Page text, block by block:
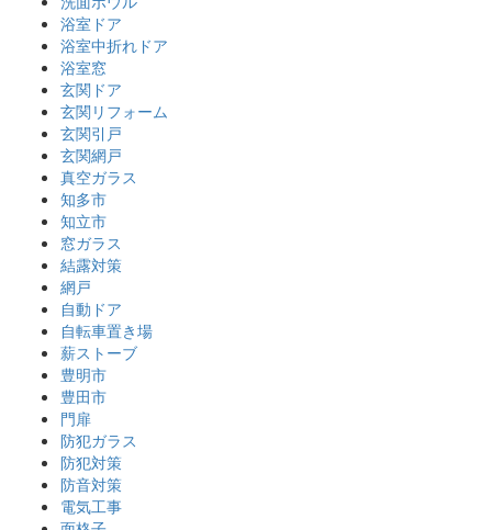
浴室ドア
浴室中折れドア
浴室窓
玄関ドア
玄関リフォーム
玄関引戸
玄関網戸
真空ガラス
知多市
知立市
窓ガラス
結露対策
網戸
自動ドア
自転車置き場
薪ストーブ
豊明市
豊田市
門扉
防犯ガラス
防犯対策
防音対策
電気工事